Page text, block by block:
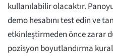
kullanılabilir olacaktır.
demo hesabını test edin ve
etkinleştirmeden önce zarar
pozisyon boyutlandırma